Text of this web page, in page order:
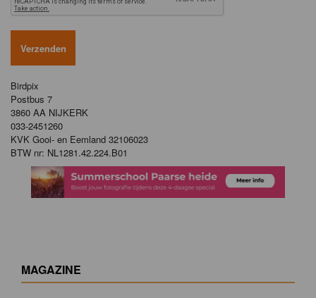
Birdpix
Postbus 7
3860 AA NIJKERK
033-2451260
KVK Gooi- en Eemland 32106023
BTW nr: NL1281.42.224.B01
MAGAZINE